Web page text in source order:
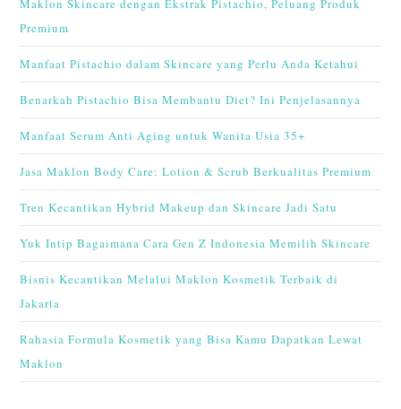
Premium
Manfaat Pistachio dalam Skincare yang Perlu Anda Ketahui
Benarkah Pistachio Bisa Membantu Diet? Ini Penjelasannya
Manfaat Serum Anti Aging untuk Wanita Usia 35+
Jasa Maklon Body Care: Lotion & Scrub Berkualitas Premium
Tren Kecantikan Hybrid Makeup dan Skincare Jadi Satu
Yuk Intip Bagaimana Cara Gen Z Indonesia Memilih Skincare
Bisnis Kecantikan Melalui Maklon Kosmetik Terbaik di
Jakarta
Rahasia Formula Kosmetik yang Bisa Kamu Dapatkan Lewat
Maklon